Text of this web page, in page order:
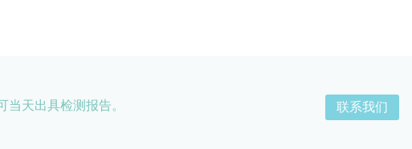
天出具检测报告。
联系我们